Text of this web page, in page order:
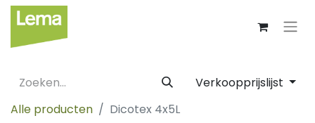
Verkoopprijslijst
Alle producten
Dicotex 4x5L